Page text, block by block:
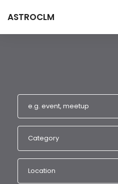
ASTROCLM
Category
Location